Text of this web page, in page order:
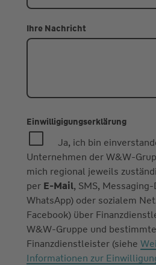
Ihre Nachricht
Einwilligigungserklärung
Ja, ich bin
Unternehmen der W&W-
mich regional jeweils
per E-Mail, SMS,
WhatsApp) oder sozialem
Facebook) über
W&W-Gruppe und
Finanzdienstleister (siehe
Informationen zur